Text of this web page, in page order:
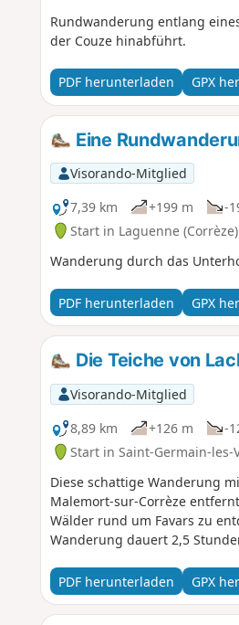
Rundwanderung entlang
der Couze hinabführt.
PDF herunterladen GPX
Eine
Visorando-Mitglied
7,39 km
+199 m -
Start in Laguenne (Corrèze)
Wanderung durch das
PDF herunterladen GPX
Die Teiche von
Visorando-Mitglied
8,89 km
+126 m -
Start in Saint-Germain-les-
Diese schattige Wanderung
Malemort-sur-Corrèze
Wälder rund um Favars zu
Wanderung dauert 2,5
PDF herunterladen GPX